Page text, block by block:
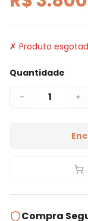
✗ Produto
Quantidade
- 1 +
Compra